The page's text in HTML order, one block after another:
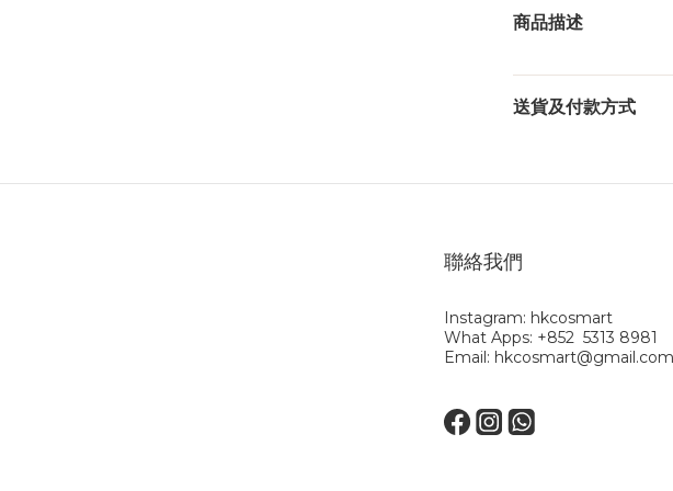
商品描述
送貨及付款方式
聯絡我們
Instagram: hkcosmart
What Apps: +852 5313 8981
Email: hkcosmart@gmail.com